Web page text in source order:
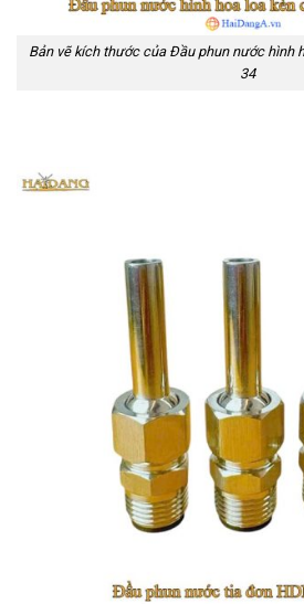
Bản vẽ kích thước của Đầu phun nước hình
34